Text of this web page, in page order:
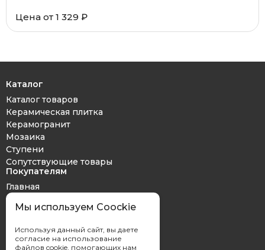
Цена от 1 329 ₽
Каталог
Каталог товаров
Керамическая плитка
Керамогранит
Мозаика
Ступени
Сопутствующие товары
Покупателям
Главная
Дизайн проект
Оплата и доставка
Контакты
Мы используем Coockie
Используя данный сайт, вы даете
согласие на использование
файлов cookie, помогающих нам